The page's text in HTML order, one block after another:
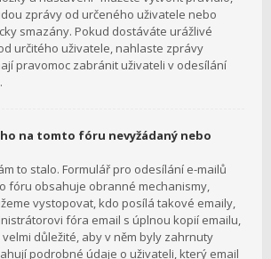
zprávy od určeného uživatele nebo
smazány. Pokud dostáváte urážlivé
určitého uživatele, nahlaste zprávy
pravomoc zabránit uživateli v odesílání
na tomto fóru nevyžádaný nebo
to stalo. Formulář pro odesílání e-mailů
fóru obsahuje obranné mechanismy,
vystopovat, kdo posílá takové emaily,
fóra email s úplnou kopií emailu,
velmi důležité, aby v něm byly zahrnuty
podrobné údaje o uživateli, který email